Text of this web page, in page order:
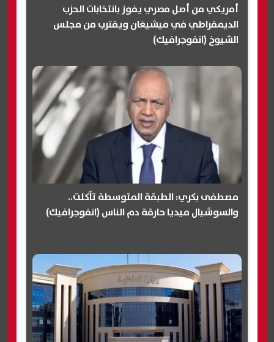
أمريكي من أصل مصري يفوز بانتخابات الحزب
الديمقراطي في ميشيغان ويقترب من مجلس
الشيوخ (انفوجرافيك)
مصطفى بكري: الطبقة المتوسطة تآكلت..
والسوشيال ميديا حارقة دم الناس (انفوجرافيك)